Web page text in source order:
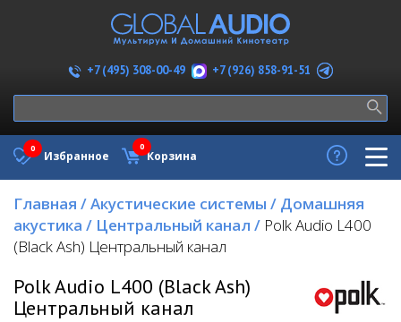
+7 (495) 308-00-49 +7 (926) 858-91-51
Избранное
0
Корзина
0
Главная /Акустические системы / Домашняя
акустика / Центральный канал / Polk Audio L400
(Black Ash) Центральный канал
Polk Audio L400 (Black Ash)
Центральный канал